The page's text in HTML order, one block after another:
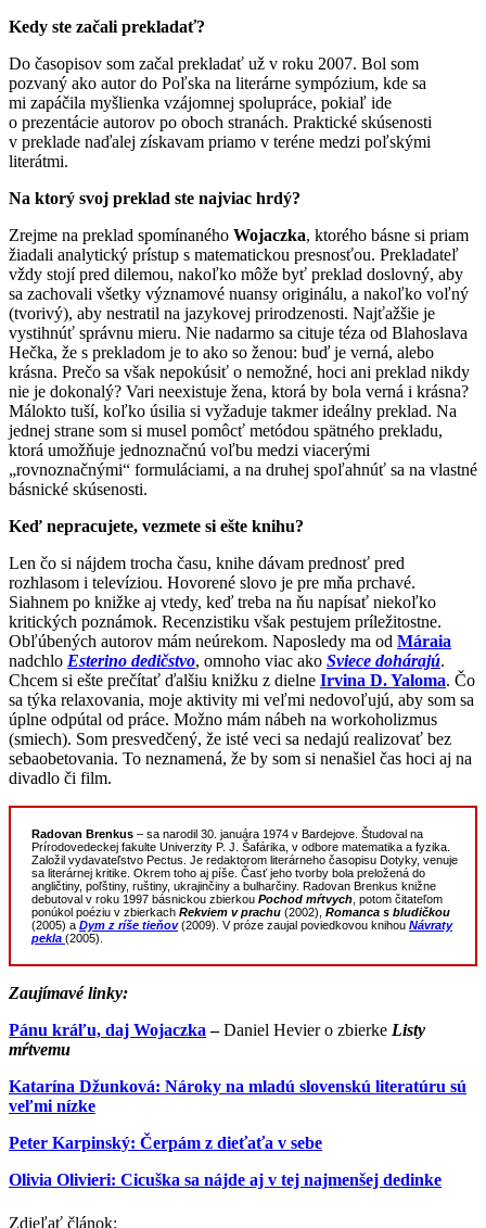
Kedy ste začali prekladať?
Do časopisov som začal prekladať už v roku 2007. Bol som
pozvaný ako autor do Poľska na literárne sympózium, kde sa
mi zapáčila myšlienka vzájomnej spolupráce, pokiaľ ide
o prezentácie autorov po oboch stranách. Praktické skúsenosti
v preklade naďalej získavam priamo v teréne medzi poľskými
literátmi.
Na ktorý svoj preklad ste najviac hrdý?
Zrejme na preklad spomínaného Wojaczka, ktorého básne si priam
žiadali analytický prístup s matematickou presnosťou. Prekladateľ
vždy stojí pred dilemou, nakoľko môže byť preklad doslovný, aby
sa zachovali všetky významové nuansy originálu, a nakoľko voľný
(tvorivý), aby nestratil na jazykovej prirodzenosti. Najťažšie je
vystihnúť správnu mieru. Nie nadarmo sa cituje téza od Blahoslava
Hečka, že s prekladom je to ako so ženou: buď je verná, alebo
krásna. Prečo sa však nepokúsiť o nemožné, hoci ani preklad nikdy
nie je dokonalý? Vari neexistuje žena, ktorá by bola verná i krásna?
Málokto tuší, koľko úsilia si vyžaduje takmer ideálny preklad. Na
jednej strane som si musel pomôcť metódou spätného prekladu,
ktorá umožňuje jednoznačnú voľbu medzi viacerými
„rovnoznačnými“ formuláciami, a na druhej spoľahnúť sa na vlastné
básnické skúsenosti.
Keď nepracujete, vezmete si ešte knihu?
Len čo si nájdem trocha času, knihe dávam prednosť pred
rozhlasom i televíziou. Hovorené slovo je pre mňa prchavé.
Siahnem po knižke aj vtedy, keď treba na ňu napísať niekoľko
kritických poznámok. Recenzistiku však pestujem príležitostne.
Obľúbených autorov mám neúrekom. Naposledy ma od Máraia
nadchlo Esterino dedičstvo, omnoho viac ako Sviece dohárajú.
Chcem si ešte prečítať ďalšiu knižku z dielne Irvina D. Yaloma. Čo
sa týka relaxovania, moje aktivity mi veľmi nedovoľujú, aby som sa
úplne odpútal od práce. Možno mám nábeh na workoholizmus
(smiech). Som presvedčený, že isté veci sa nedajú realizovať bez
sebaobetovania. To neznamená, že by som si nenašiel čas hoci aj na
divadlo či film.
Radovan Brenkus – sa narodil 30. januára 1974 v Bardejove. Študoval na
Prírodovedeckej fakulte Univerzity P. J. Šafárika, v odbore matematika a fyzika.
Založil vydavateľstvo Pectus. Je redaktorom literárneho časopisu Dotyky, venuje
sa literárnej kritike. Okrem toho aj píše. Časť jeho tvorby bola preložená do
angličtiny, poľštiny, ruštiny, ukrajinčiny a bulharčiny. Radovan Brenkus knižne
debutoval v roku 1997 básnickou zbierkou Pochod mŕtvych , potom čitateľom
ponúkol poéziu v zbierkach Rekviem v prachu (2002), Romanca s bludičkou
(2005) a Dym z ríše tieňov(2009). V próze zaujal poviedkovou knihou Návraty
pekla (2005).
Zaujímavé linky:
Pánu kráľu, daj Wojaczka –Daniel Hevier o zbierke Listy
mŕtvemu
Katarína Džunková: Nároky na mladú slovenskú literatúru sú
veľmi nízke
Peter Karpinský: Čerpám z dieťaťa v sebe
Olivia Olivieri: Cicuška sa nájde aj v tej najmenšej dedinke
Zdieľať článok: